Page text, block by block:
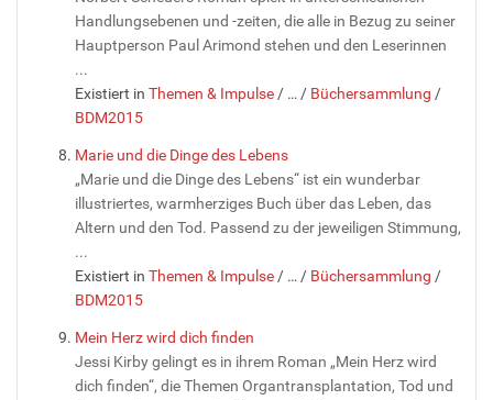
Handlungsebenen und -zeiten, die alle in Bezug zu seiner
Hauptperson Paul Arimond stehen und den Leserinnen
...
Existiert in Themen & Impulse / … / Büchersammlung /
BDM2015
Marie und die Dinge des Lebens
„Marie und die Dinge des Lebens“ ist ein wunderbar
illustriertes, warmherziges Buch über das Leben, das
Altern und den Tod. Passend zu der jeweiligen Stimmung,
...
Existiert in Themen & Impulse / … / Büchersammlung /
BDM2015
Mein Herz wird dich finden
Jessi Kirby gelingt es in ihrem Roman „Mein Herz wird
dich finden“, die Themen Organtransplantation, Tod und